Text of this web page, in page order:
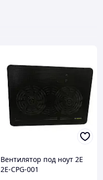
Вентилятор под ноут 2E
2E-CPG-001